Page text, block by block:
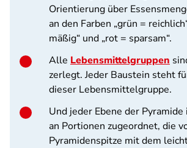
Orientierung über
an den Farben „grün =
mäßig“ und „rot = sparsam“.
Alle Lebensmittelgruppen
zerlegt. Jeder Baustein steht
dieser Lebensmittelgruppe.
Und jeder Ebene der
an Portionen zugeordnet, die
Pyramidenspitze mit dem